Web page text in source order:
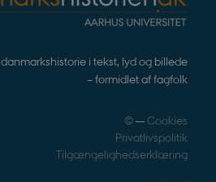
danmarkshistorie i tekst, lyd og billede
– formidlet af fagfolk
©—Cookies
Privatlivspolitik
Tilgængelighedserklæring